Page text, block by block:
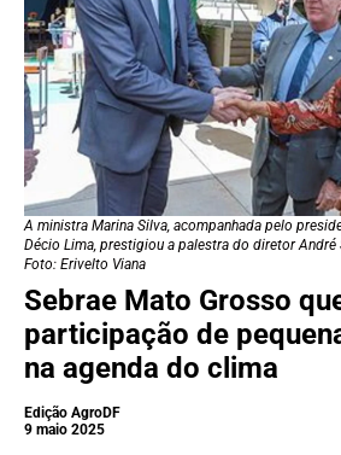
A ministra Marina Silva, acompanhada pelo
Décio Lima, prestigiou a palestra do diretor André
Foto: Erivelto Viana
Sebrae Mato Grosso
participação de
na agenda do clima
Edição AgroDF
9 maio 2025